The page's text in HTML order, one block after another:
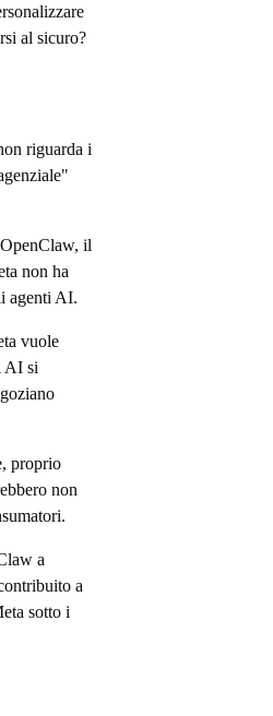
al sicuro?
riguarda i
il
non ha
agenti AI.
vuole
AI si
proprio
non
a
a
sotto i